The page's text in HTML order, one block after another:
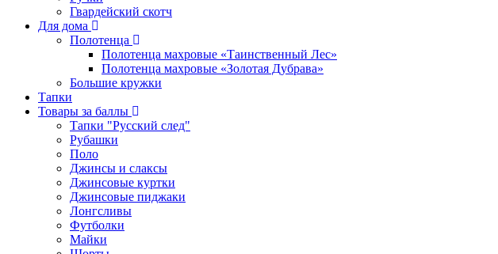
Гвардейский скотч
Для дома
Полотенца
Полотенца махровые «Таинственный Лес»
Полотенца махровые «Золотая Дубрава»
Большие кружки
Тапки
Товары за баллы
Тапки "Русский след"
Рубашки
Поло
Джинсы и слаксы
Джинсовые куртки
Джинсовые пиджаки
Лонгсливы
Футболки
Майки